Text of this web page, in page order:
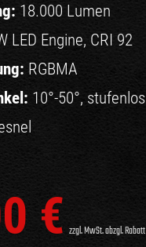
18.000 Lumen
LED Engine, CRI 92
RGBMA
10°-50°, stufenlos
€ zzgl. MwSt. abzgl. Rabatt